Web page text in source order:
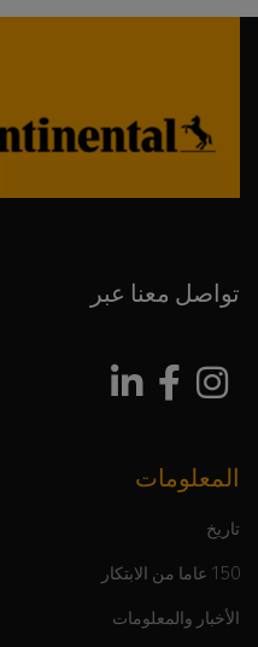
تواصل معنا عبر
المعلومات
تاريخ
150 عاما من الابتكار
الأخبار والمعلومات